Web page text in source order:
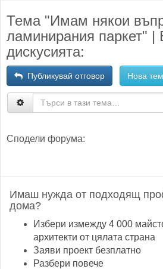
Тема "Имам някои
ламинирания паркет" |
дискусията:
Публикувай отговор Нова
Сподели форума:
Имаш нужда от подходящ
дома?
Избери измежду 4 000
архитекти от цялата страна
Заяви проект безплатно
Разбери повече